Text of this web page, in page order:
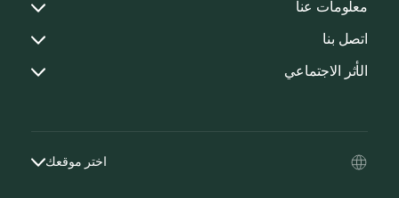
معلومات عنا
اتصل بنا
الأثر الاجتماعي
اختر موقعك